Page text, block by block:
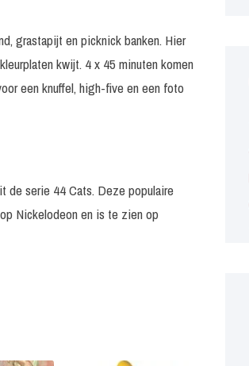
grastapijt en picknick banken. Hier
kwijt. 4 x 45 minuten komen
een knuffel, high-five en een foto
de serie 44 Cats. Deze populaire
Nickelodeon en is te zien op